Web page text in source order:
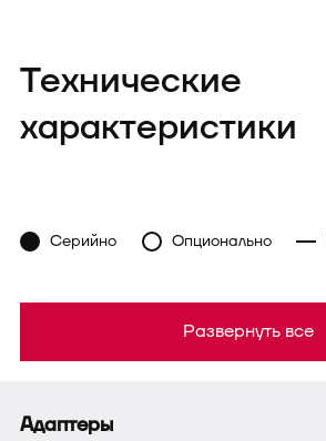
Технические
характеристики
Адаптеры
Серийно Опционально
Развернуть все